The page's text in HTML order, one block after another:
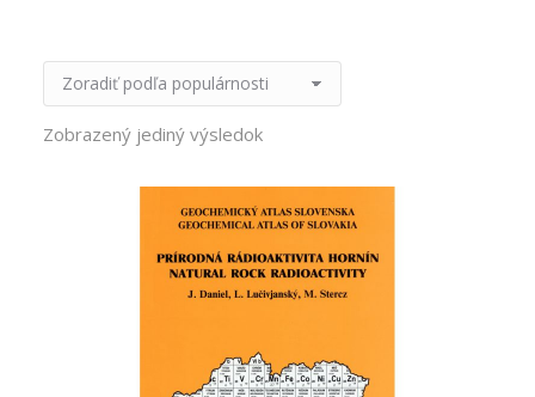
Zobrazený jediný výsledok